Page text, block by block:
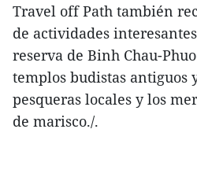
Travel off Path también
de actividades
reserva de Binh Chau-
templos budistas antiguos
pesqueras locales y los
de marisco./.